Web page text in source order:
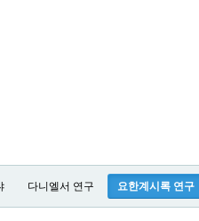
다니엘서 연구 요한계시록 연구